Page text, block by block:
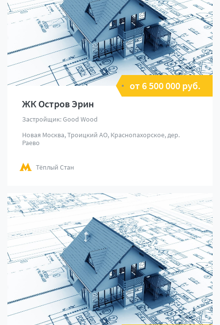
от 6 500 000 руб.
ЖК Остров Эрин
Застройщик: Good Wood
Новая Москва, Троицкий АО, Краснопахорское, дер.
Раево
Тёплый Стан